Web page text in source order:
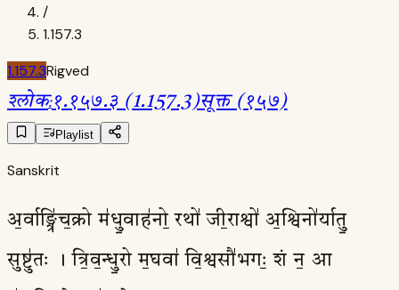
/
1.157.3
1.157.3Rigved
श्लोक:१.१५७.३ (1.157.3)सूक्त (१५७)
Playlist
Sanskrit
अ॒र्वाङ्त्रि॑च॒क्रो म॑धु॒वाह॑नो॒ रथो॑ जी॒राश्वो॑ अ॒श्विनो॑र्यातु॒
सुष्टु॑तः । त्रि॒व॒न्धु॒रो म॒घवा॑ वि॒श्वसौ॑भगः॒ शं न॒ आ